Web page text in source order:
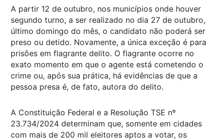
A partir 12 de outubro, nos municípios onde houver
segundo turno, a ser realizado no dia 27 de outubro,
último domingo do mês, o candidato não poderá ser
preso ou detido. Novamente, a única exceção é para
prisões em flagrante delito. O flagrante ocorre no
exato momento em que o agente está cometendo o
crime ou, após sua prática, há evidências de que a
pessoa presa é, de fato, autora do delito.
A Constituição Federal e a Resolução TSE nº
23.734/2024 determinam que, somente em cidades
com mais de 200 mil eleitores aptos a votar, os